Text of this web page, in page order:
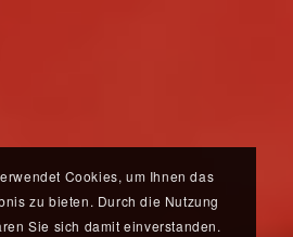
Cookies, um Ihnen das
zu bieten. Durch die Nutzung
Sie sich damit einverstanden.